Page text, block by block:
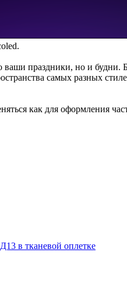
праздники, но и
самых разных
как для оформления
в тканевой оплетке